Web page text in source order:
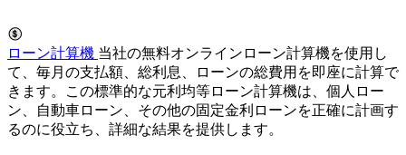
ローン計算機 当社の無料オンラインローン計算機を使用し
て、毎月の支払額、総利息、ローンの総費用を即座に計算で
きます。この標準的な元利均等ローン計算機は、個人ロー
ン、自動車ローン、その他の固定金利ローンを正確に計画す
るのに役立ち、詳細な結果を提供します。